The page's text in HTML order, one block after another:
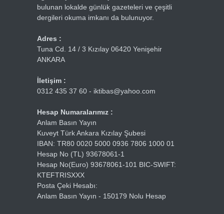
bulunan lokalde günlük gazeteleri ve çeşitli
dergileri okuma imkanı da bulunuyor.
Adres :
Tuna Cd. 14 / 3 Kızılay 06420 Yenişehir
ANKARA
İletişim :
0312 435 37 60 - iktibas@yahoo.com
Hesap Numaralarımız :
Anlam Basın Yayın
Kuveyt Türk Ankara Kızılay Şubesi
IBAN: TR80 0020 5000 0936 7806 1000 01
Hesap No (TL) 93678061-1
Hesap No(Euro) 93678061-101 BIC-SWIFT:
KTEFTRISXXX
Posta Çeki Hesabı:
Anlam Basın Yayın - 150179 Nolu Hesap